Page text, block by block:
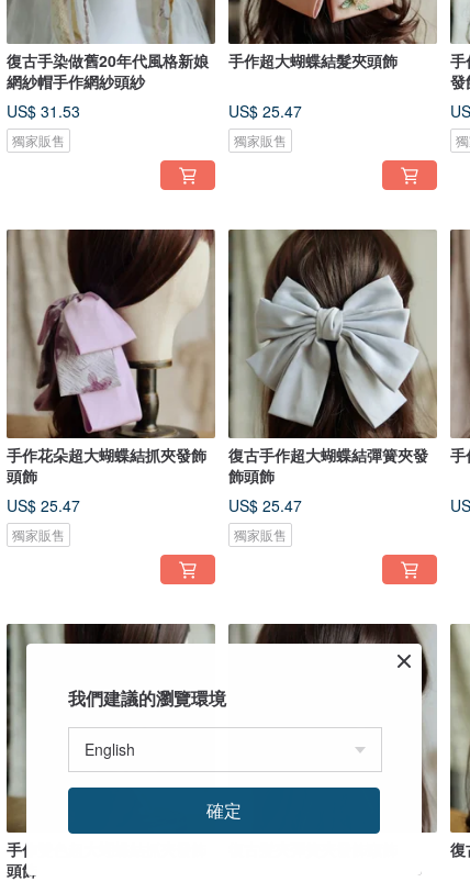
復古手染做舊20年代風格新娘
網紗帽手作網紗頭紗
US$ 31.53
獨家販售
手作超大蝴蝶結髮夾頭飾
US$ 25.47
獨家販售
手
發
手作花朵超大蝴蝶結抓夾發飾
頭飾
US$ 25.47
獨家販售
復古手作超大蝴蝶結彈簧夾發
飾頭飾
US$ 25.47
獨家販售
手
手作雙色超大蝴蝶結抓夾發飾
頭飾
復
我們建議的瀏覽環境
確定